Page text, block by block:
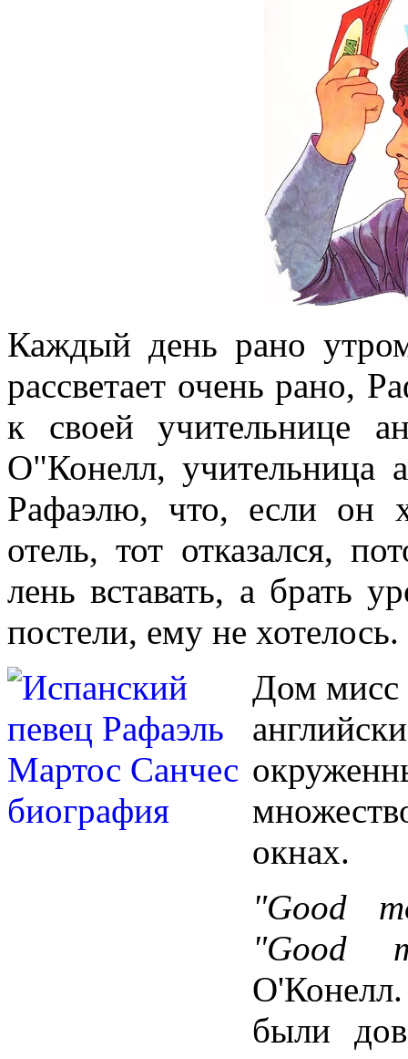
Каждый день рано
рассветает очень рано,
к своей учительнице
О"Конелл, учительница
Рафаэлю, что, если он
отель, тот отказался,
лень вставать, а брать
постели, ему не хотелось.
Дом мисс
окнах.
"Good
"Good
были